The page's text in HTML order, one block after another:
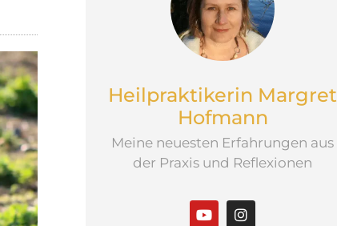
Heilpraktikerin Margret
Hofmann
Meine neuesten Erfahrungen aus
der Praxis und Reflexionen